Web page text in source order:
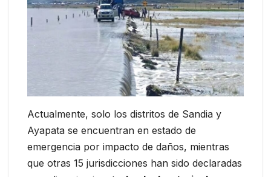
Actualmente, solo los distritos de Sandia y
Ayapata se encuentran en estado de
emergencia por impacto de daños, mientras
que otras 15 jurisdicciones han sido declaradas